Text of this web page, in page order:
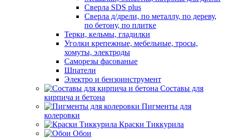
Сверла SDS plus
Сверла д/дрели, по металлу, по дереву,
по бетону, по плитке
Терки, кельмы, гладилки
Уголки крепежные, мебельные, тросы,
хомуты, электроды
Саморезы фасованые
Шпатели
Электро и бензоинструмент
Составы для
кирпича и бетона
Пигменты для
колеровки
Краски Тиккурила
Обои